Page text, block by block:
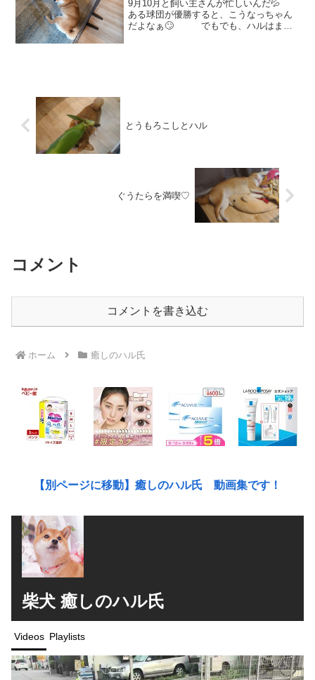
9月10月と飼い主さんが忙しいんだ💦
ある球団が優勝すると、こうなっちゃん
だよなぁ🙄 でもでも、ハルはまっ
とうもろこしとハル
ぐうたらを満喫♡
コメント
コメントを書き込む
ホーム 癒しのハル氏
【別ページに移動】癒しのハル氏 動画集です！
柴犬 癒しのハル氏
Videos Playlists